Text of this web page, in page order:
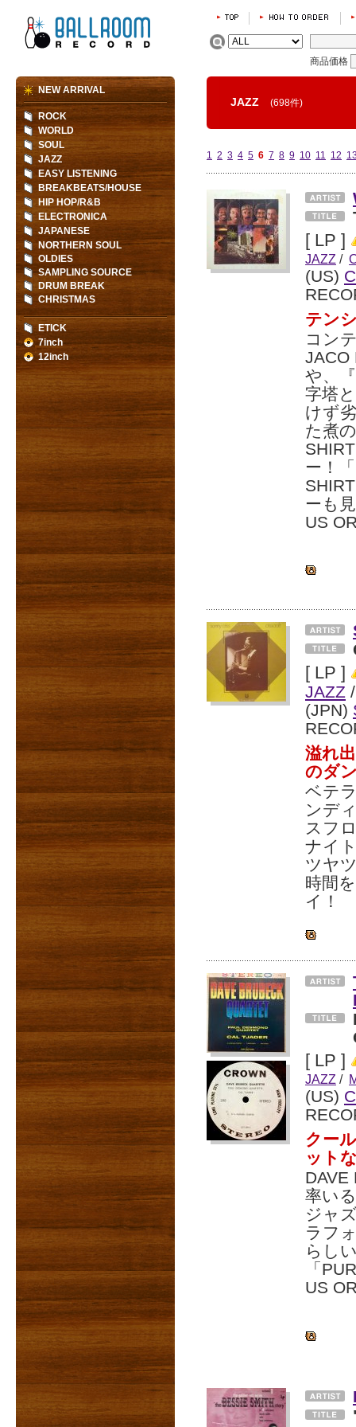
商品価格
JAZZ (698件)
1 2 3 4 5 6 7 8 9 10 11 12
[ LP ]
JAZZ /
(US)
テン
コン
JACO
や、
字塔
けず
た煮
ー！
ーも
US
[ LP ]
JAZZ /
(JPN)
溢れ
のダ
ベテ
ンデ
スフ
ナイ
ツヤ
時間
イ！
[ LP ]
JAZZ /
(US)
クー
ット
DAVE
率い
ジャ
ラフ
らし
「
US
NEW ARRIVAL
ROCK
WORLD
SOUL
JAZZ
EASY LISTENING
BREAKBEATS/HOUSE
HIP HOP/R&B
ELECTRONICA
JAPANESE
NORTHERN SOUL
OLDIES
SAMPLING SOURCE
DRUM BREAK
CHRISTMAS
ETICK
7inch
12inch